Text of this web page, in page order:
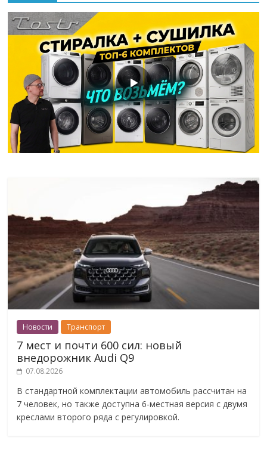
Новости Транспорт
7 мест и почти 600 сил: новый
внедорожник Audi Q9
07.08.2026
В стандартной комплектации автомобиль рассчитан на
7 человек, но также доступна 6-местная версия с двумя
креслами второго ряда с регулировкой.